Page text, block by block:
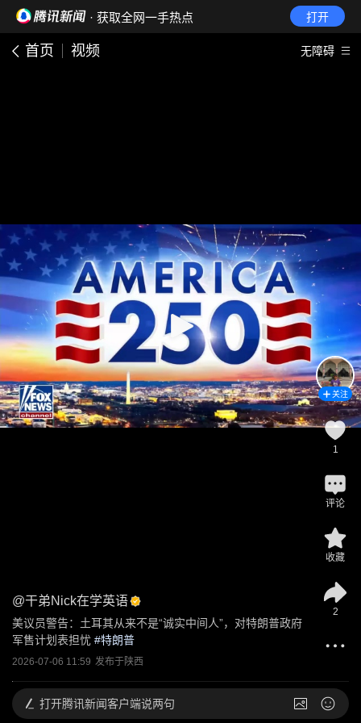
· 获取全网一手热点 打开
首页 视频 无障碍
@干弟Nick在学英语
美议员警告：土耳其从来不是“诚实中间人”，对特朗普政府
军售计划表担忧 #特朗普
2026-07-06 11:59 发布于陕西
关注
1
评论
收藏
2
打开腾讯新闻客户端说两句